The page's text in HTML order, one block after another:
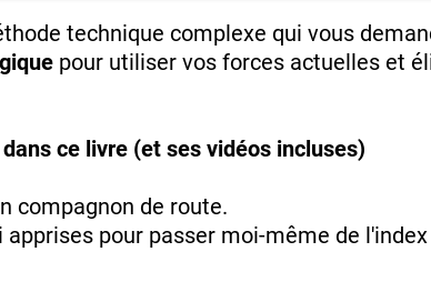
technique complexe qui vous
pour utiliser vos forces actuelles et
ce livre (et ses vidéos incluses)
compagnon de route.
pour passer moi-même de